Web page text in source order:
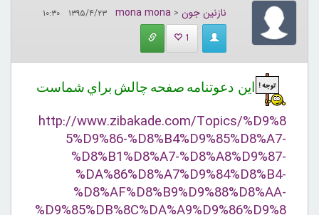
نازنین جون <
mona mona
۱۳۹۵/۴/۲۳ ۱۰:۳۰
1
این دعوتنامه صفحه چالش براي شماست
http://www.zibakade.com/Topics/%D9%8
5%D9%86-%D8%B4%D9%85%D8%A7-
%D8%B1%D8%A7-%D8%A8%D9%87-
%DA%86%D8%A7%D9%84%D8%B4-
%D8%AF%D8%B9%D9%88%D8%AA-